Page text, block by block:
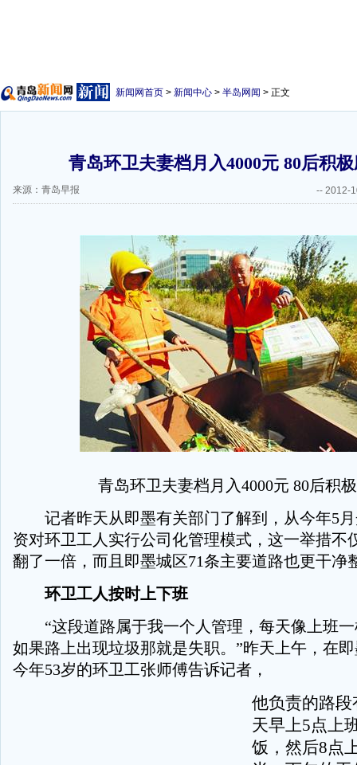
新闻网首页 > 新闻中心 > 半岛网闻 > 正文
青岛环卫夫妻档月入4000元 80后积
来源：青岛早报 -- 2012-
青岛环卫夫妻档月入4000元 80后积
记者昨天从即墨有关部门了解到，从今年5月
资对环卫工人实行公司化管理模式，这一举措不
翻了一倍，而且即墨城区71条主要道路也更干净
环卫工人按时上下班
“这段道路属于我一个人管理，每天像上班一
如果路上出现垃圾那就是失职。”昨天上午，在
今年53岁的环卫工张师傅告诉记者，
他负责的路段
天早上5点上
饭，然后8点